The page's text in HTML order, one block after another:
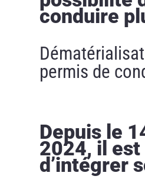
conduire
permis de
Depuis le
2024, il
d’intégrer